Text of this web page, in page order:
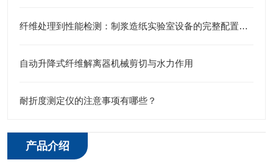
纤维处理到性能检测：制浆造纸实验室设备的完整配置指南
自动升降式纤维解离器机械剪切与水力作用
耐折度测定仪的注意事项有哪些？
产品介绍